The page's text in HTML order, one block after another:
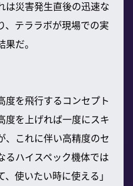
は災害発生直後の迅速な
、テララボが現場での実
だ。
度を飛行するコンセプト
度を上げれば一度にスキ
、これに伴い高精度のセ
るハイスペック機体では
使いたい時に使える」